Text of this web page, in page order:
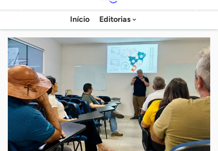
Agência
Sebrae
de
Notícias
Início Editorias
chave